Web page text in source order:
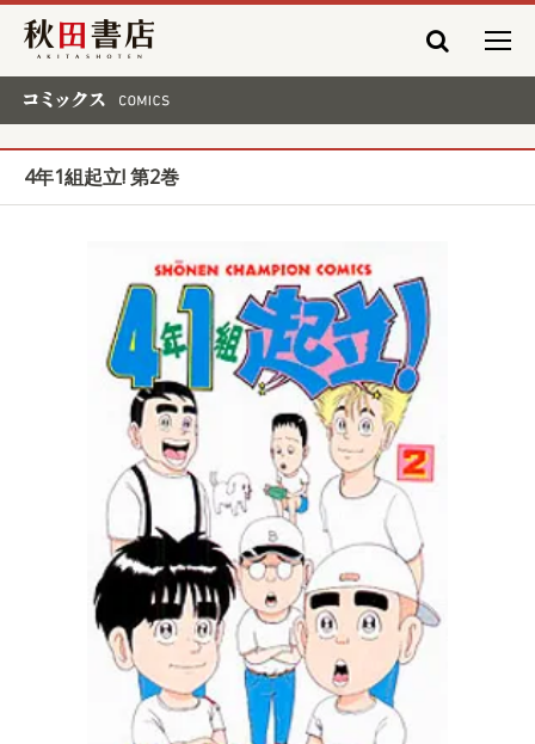
秋田書店
4年1組起立! 第2巻